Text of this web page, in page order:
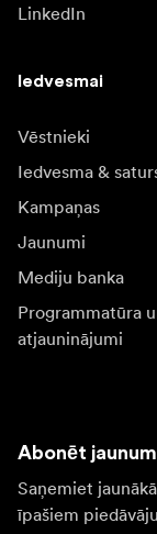
LinkedIn
Iedvesmai
Vēstnieki
Iedvesma &
Kampaņas
Jaunumi
Mediju banka
Programmatūra
atjauninājumi
Abonēt
Saņemiet
īpašiem